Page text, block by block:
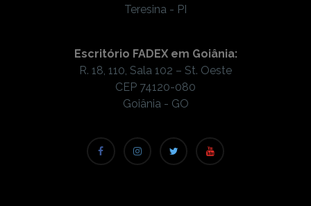
Teresina - PI
Escritório FADEX em Goiânia:
R. 18, 110, Sala 102 – St. Oeste
CEP 74120-080
Goiânia - GO